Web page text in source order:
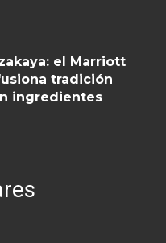
el Marriott
tradición
ingredientes